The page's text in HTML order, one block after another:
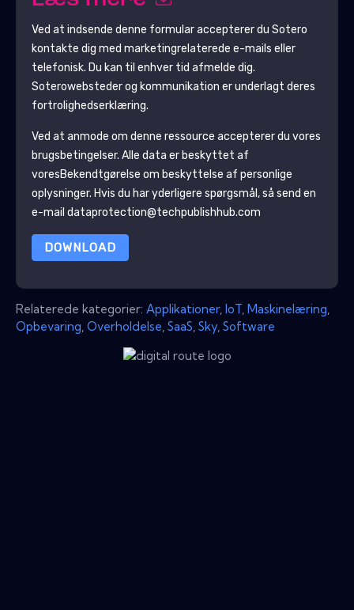
Ved at indsende denne formular accepterer du Sotero
kontakte dig med marketingrelaterede e-mails eller
telefonisk. Du kan til enhver tid afmelde dig.
Soterowebsteder og kommunikation er underlagt deres
fortrolighedserklæring.
Ved at anmode om denne ressource accepterer du vores
brugsbetingelser. Alle data er beskyttet af
voresBekendtgørelse om beskyttelse af personlige
oplysninger. Hvis du har yderligere spørgsmål, så send en
e-mail dataprotection@techpublishhub.com
DOWNLOAD
Relaterede kategorier: Applikationer, IoT Maskinelæring
Opbevaring Overholdelse SaaS Sky Software